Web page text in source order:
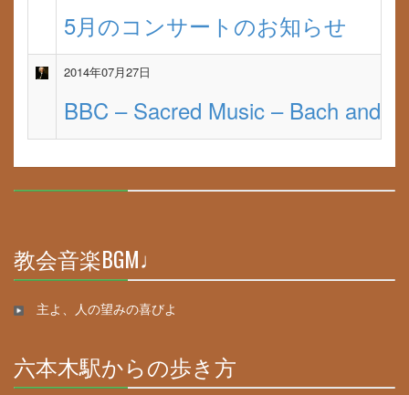
5月のコンサートのお知らせ
2014年07月27日
BBC – Sacred Music – Bach and
教会音楽BGM♩
Complete
主よ、人の望みの喜びよ
六本木駅からの歩き方